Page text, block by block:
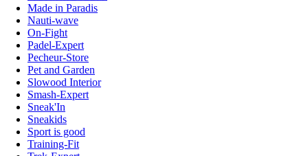
Made in Paradis
Nauti-wave
On-Fight
Padel-Expert
Pecheur-Store
Pet and Garden
Slowood Interior
Smash-Expert
Sneak'In
Sneakids
Sport is good
Training-Fit